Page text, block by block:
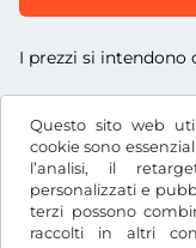
Questo sito web
cookie sono
l’analisi, il
personalizzati e
terzi possono
raccolti in altri
I prezzi si intendono
€EUR